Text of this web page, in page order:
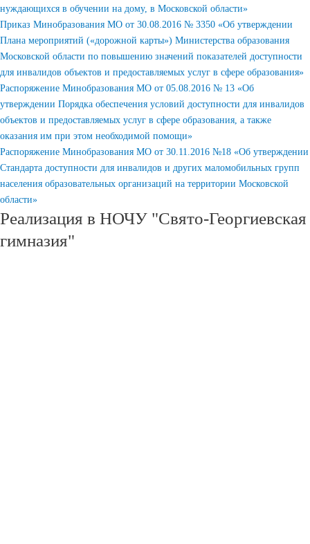
нуждающихся в обучении на дому, в Московской области»
Приказ Минобразования МО от 30.08.2016 № 3350 «Об утверждении
Плана мероприятий («дорожной карты») Министерства образования
Московской области по повышению значений показателей доступности
для инвалидов объектов и предоставляемых услуг в сфере образования»
Распоряжение Минобразования МО от 05.08.2016 № 13 «Об
утверждении Порядка обеспечения условий доступности для инвалидов
объектов и предоставляемых услуг в сфере образования, а также
оказания им при этом необходимой помощи»
Распоряжение Минобразования МО от 30.11.2016 №18 «Об утверждении
Стандарта доступности для инвалидов и других маломобильных групп
населения образовательных организаций на территории Московской
области»
Реализация в НОЧУ "Свято-Георгиевская
гимназия"